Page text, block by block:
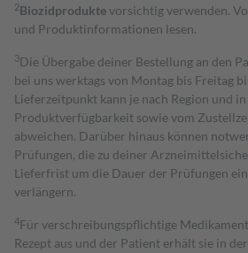
2Biozidproduktevorsichtig verwenden.
und Produktinformationen lesen.
3Die Übergabe deiner Bestellung an den
bei uns werktags von Montag bis Freitag
Lieferzeitpunkt kann je nach Region und
Produktverfügbarkeit sowie vom
abweichen. Darüber hinaus können
Prüfungen, die zu deiner
Lieferfrist um die Dauer der Prüfungen
verlängern.
4Für verschreibungspflichtige
Rezept aus und der Patient erhält sie in